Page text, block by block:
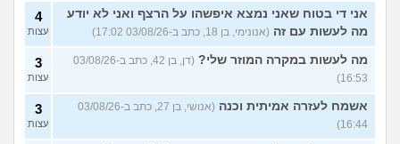
אני די בטוח שאני נמצא איפשהו על הרצף ואני לא יודע
מה לעשות עם זה (אנונימי, בן 18, כתב ב-03/08/26 17:02)
4
עצות
מה לעשות במקרה המוזר שלי?
(דן, בן 42, כתב ב-03/08/26
16:53)
3
עצות
אשמח לעזרה אמיתית וכנה
(אנושי, בן 27, כתב ב-03/08/26
16:44)
3
עצות